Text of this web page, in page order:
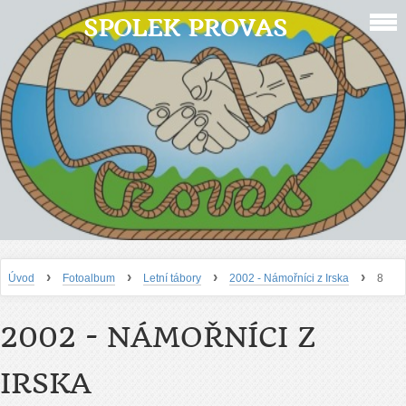
SPOLEK PROVAS
Úvod › Fotoalbum › Letní tábory › 2002 - Námořníci z Irska › 8
2002 - NÁMOŘNÍCI Z
IRSKA